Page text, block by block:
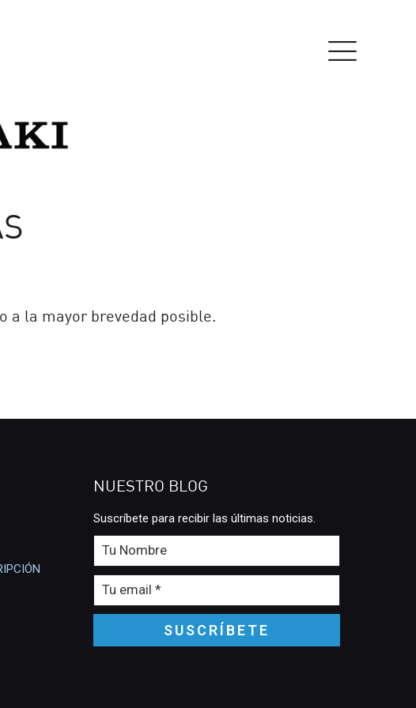
a la mayor brevedad posible.
NUESTRO BLOG
Suscríbete para recibir las últimas noticias.